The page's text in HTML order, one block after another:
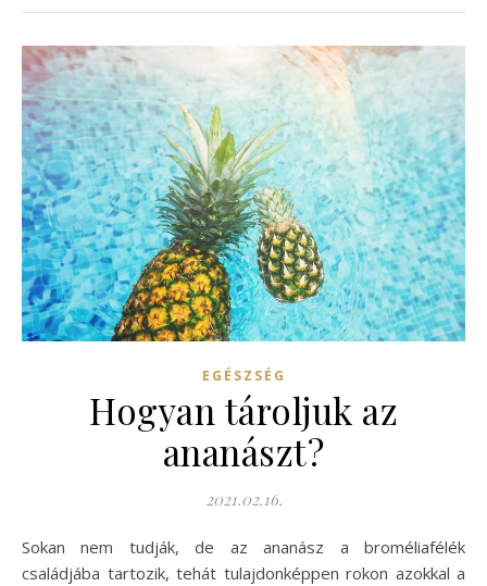
EGÉSZSÉG
Hogyan tároljuk az
ananászt?
2021.02.16.
Sokan nem tudják, de az ananász a broméliafélék
családjába tartozik, tehát tulajdonképpen rokon azokkal a